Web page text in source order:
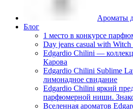
Ароматы
Блог
1 место в конкурсе
Day jeans casual with
Edgardio Chilini —
Карова
Edgardio Chilini Sublime
лимонадное свидание
Edgardio Chilini яркий
парфюмерной ниши.
Вселенная ароматов